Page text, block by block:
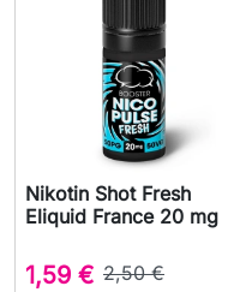
Nikotin Shot Fresh
Eliquid France 20 mg
1,59 € 2,50 €